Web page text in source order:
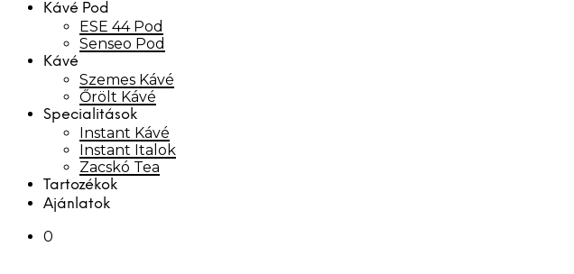
Kávé Pod
ESE 44 Pod
Senseo Pod
Kávé
Szemes Kávé
Őrölt Kávé
Specialitások
Instant Kávé
Instant Italok
Zacskó Tea
Tartozékok
Ajánlatok
0